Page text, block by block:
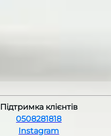
Підтримка клієнтів
0508281818
Instagram